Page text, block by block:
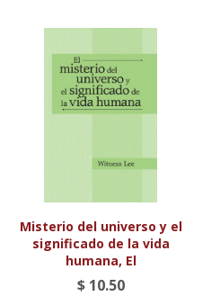
Misterio del universo y el
significado de la vida
humana, El
$ 10.50